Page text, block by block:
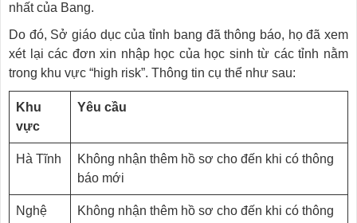
nhất của Bang.
Do đó, Sở giáo dục của tỉnh bang đã thông báo, họ đã xem
xét lại các đơn xin nhập học của học sinh từ các tỉnh nằm
trong khu vực “high risk”. Thông tin cụ thể như sau:
Khu
vực
Yêu cầu
Hà Tĩnh
Không nhận thêm hồ sơ cho đến khi có thông
báo mới
Nghệ
Không nhận thêm hồ sơ cho đến khi có thông